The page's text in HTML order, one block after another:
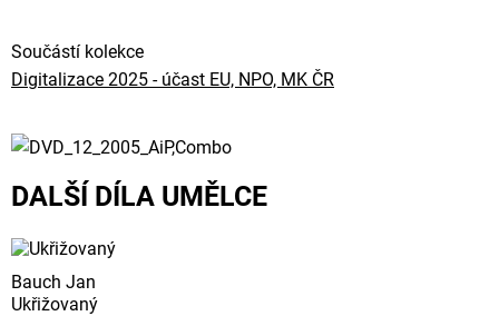
Součástí kolekce
Digitalizace 2025 - účast EU, NPO, MK ČR
DALŠÍ DÍLA UMĚLCE
Bauch Jan
Ukřižovaný